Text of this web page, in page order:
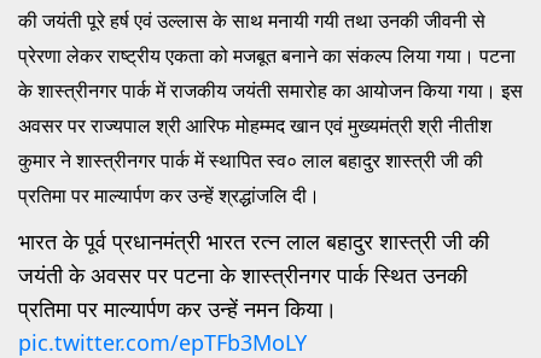
की जयंती पूरे हर्ष एवं उल्लास के साथ मनायी गयी तथा उनकी जीवनी से
प्रेरणा लेकर राष्ट्रीय एकता को मजबूत बनाने का संकल्प लिया गया। पटना
के शास्त्रीनगर पार्क में राजकीय जयंती समारोह का आयोजन किया गया। इस
अवसर पर राज्यपाल श्री आरिफ मोहम्मद खान एवं मुख्यमंत्री श्री नीतीश
कुमार ने शास्त्रीनगर पार्क में स्थापित स्व० लाल बहादुर शास्त्री जी की
प्रतिमा पर माल्यार्पण कर उन्हें श्रद्धांजलि दी।
भारत के पूर्व प्रधानमंत्री भारत रत्न लाल बहादुर शास्त्री जी की
जयंती के अवसर पर पटना के शास्त्रीनगर पार्क स्थित उनकी
प्रतिमा पर माल्यार्पण कर उन्हें नमन किया।
pic.twitter.com/epTFb3MoLY